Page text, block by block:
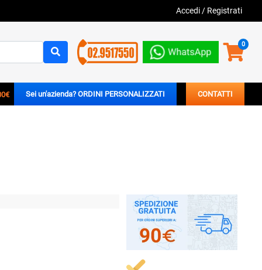
Accedi / Registrati
0
Sei un'azienda? ORDINI PERSONALIZZATI CONTATTI